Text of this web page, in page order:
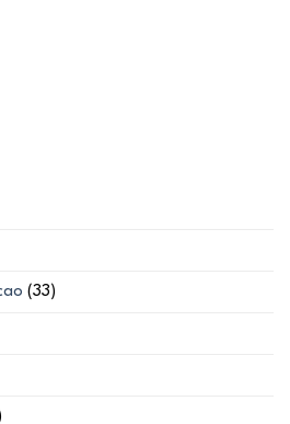
(33)